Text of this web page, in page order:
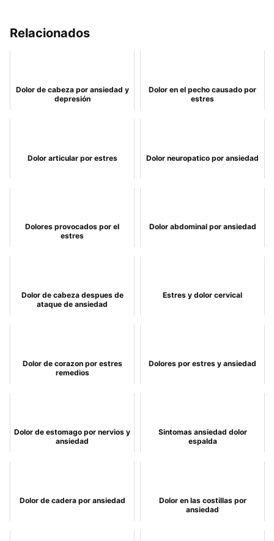
Relacionados
Dolor de cabeza por ansiedad y
depresión
Dolor en el pecho causado por
estres
Dolor articular por estres Dolor neuropatico por ansiedad
Dolores provocados por el
estres
Dolor abdominal por ansiedad
Dolor de cabeza despues de
ataque de ansiedad
Estres y dolor cervical
Dolor de corazon por estres
remedios
Dolores por estres y ansiedad
Dolor de estomago por nervios y
ansiedad
Sintomas ansiedad dolor
espalda
Dolor de cadera por ansiedad
Dolor en las costillas por
ansiedad